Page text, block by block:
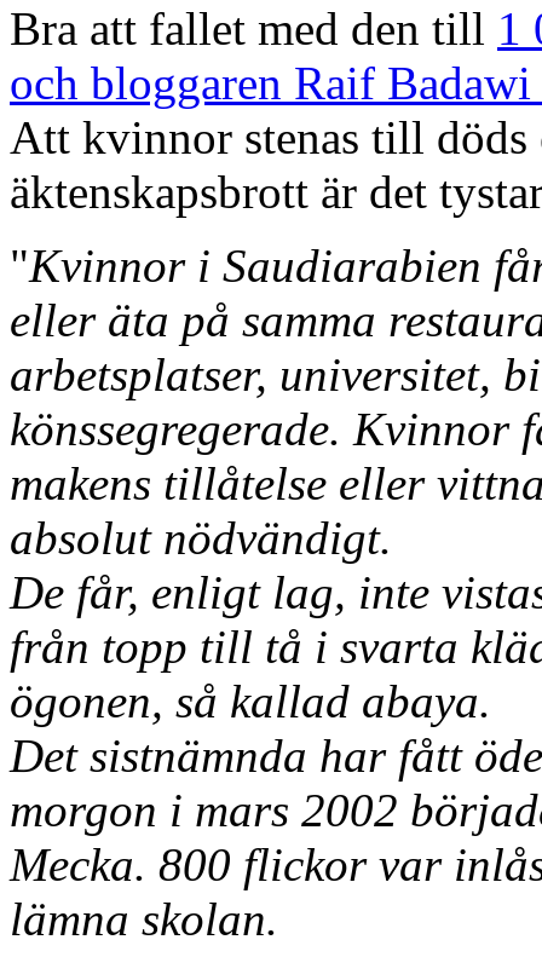
Bra att fallet med den till 1
och bloggaren Raif Badawi
Att kvinnor stenas till
äktenskapsbrott är det
"Kvinnor i Saudiarabien
eller äta på samma
arbetsplatser, universitet,
könssegregerade. Kvinnor
makens tillåtelse eller
absolut nödvändigt.
De får, enligt lag, inte
från topp till tå i svarta
ögonen, så kallad abaya.
Det sistnämnda har fått
morgon i mars 2002
Mecka. 800 flickor var
lämna skolan.